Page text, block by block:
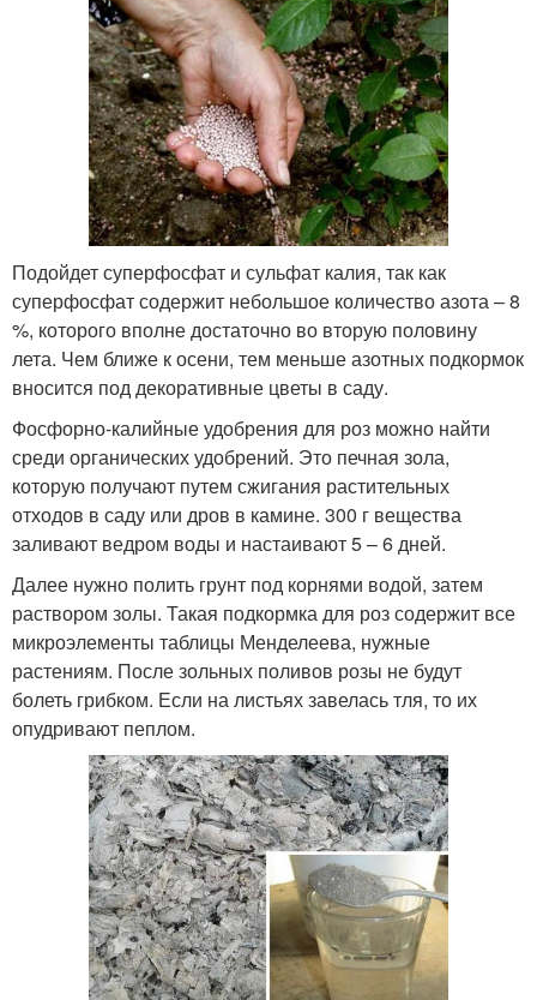
Подойдет суперфосфат и сульфат калия, так как
суперфосфат содержит небольшое количество азота – 8
%, которого вполне достаточно во вторую половину
лета. Чем ближе к осени, тем меньше азотных подкормок
вносится под декоративные цветы в саду.
Фосфорно-калийные удобрения для роз можно найти
среди органических удобрений. Это печная зола,
которую получают путем сжигания растительных
отходов в саду или дров в камине. 300 г вещества
заливают ведром воды и настаивают 5 – 6 дней.
Далее нужно полить грунт под корнями водой, затем
раствором золы. Такая подкормка для роз содержит все
микроэлементы таблицы Менделеева, нужные
растениям. После зольных поливов розы не будут
болеть грибком. Если на листьях завелась тля, то их
опудривают пеплом.